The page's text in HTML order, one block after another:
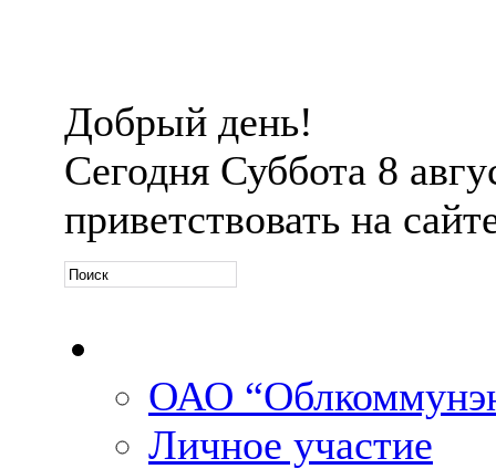
Добрый день!
Сегодня Суббота 8
приветствовать на
ОАО
Личное участие